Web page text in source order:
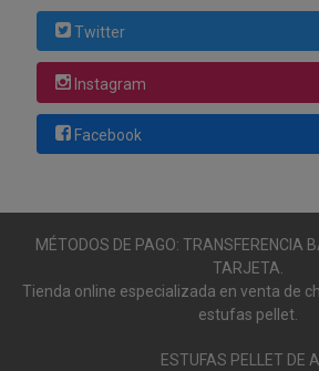
Twitter
Instagram
Facebook
MÉTODOS DE PAGO: TRANSFERENCIA
TARJETA.
Tienda online especializada en venta de
estufas pellet.
ESTUFAS PELLET DE